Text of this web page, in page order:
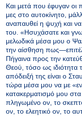
Και μετά που έφυγαν οι
μες στο αυτοκίνητο,
αναπαυθεί η ψυχή και
του. «Ησυχάσατε και
μελωδικά μέσα μου ο
την αίσθηση
Πήγαινα προς την
Θεού, τόσο ως ιδιότητα
απόδειξή της είναι ο
τώρα μέσα μου να με
κατακερματισμό μου
πληγωμένο ον, το
ον, το ελεητικό ον, το